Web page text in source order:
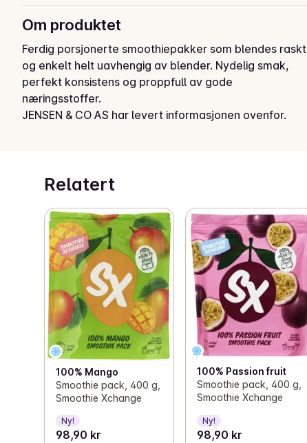
Om produktet
Ferdig porsjonerte smoothiepakker som blendes raskt
og enkelt helt uavhengig av blender. Nydelig smak,
perfekt konsistens og proppfull av gode
næringsstoffer.
JENSEN & CO AS har levert informasjonen ovenfor.
Relatert
100% Mango
Smoothie pack, 400 g,
Smoothie Xchange
Ny!
98,90 kr
100% Passion fruit
Smoothie pack, 400 g,
Smoothie Xchange
Ny!
98,90 kr